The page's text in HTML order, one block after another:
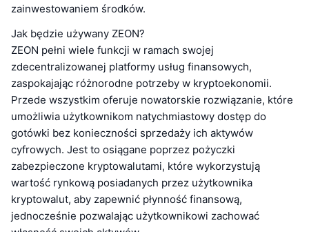
zainwestowaniem środków.
Jak będzie używany ZEON?
ZEON pełni wiele funkcji w ramach swojej
zdecentralizowanej platformy usług finansowych,
zaspokajając różnorodne potrzeby w kryptoekonomii.
Przede wszystkim oferuje nowatorskie rozwiązanie, które
umożliwia użytkownikom natychmiastowy dostęp do
gotówki bez konieczności sprzedaży ich aktywów
cyfrowych. Jest to osiągane poprzez pożyczki
zabezpieczone kryptowalutami, które wykorzystują
wartość rynkową posiadanych przez użytkownika
kryptowalut, aby zapewnić płynność finansową,
jednocześnie pozwalając użytkownikowi zachować